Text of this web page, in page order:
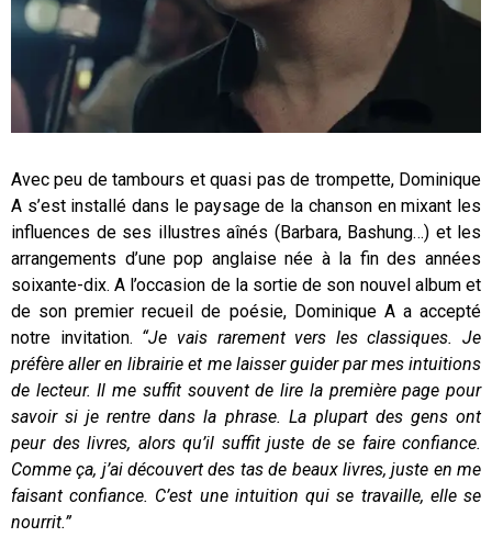
Avec peu de tambours et quasi pas de trompette, Dominique
A s’est installé dans le paysage de la chanson en mixant les
influences de ses illustres aînés (Barbara, Bashung…) et les
arrangements d’une pop anglaise née à la fin des années
soixante-dix. A l’occasion de la sortie de son nouvel album et
de son premier recueil de poésie, Dominique A a accepté
notre invitation. “Je vais rarement vers les classiques. Je
préfère aller en librairie et me laisser guider par mes intuitions
de lecteur. Il me suffit souvent de lire la première page pour
savoir si je rentre dans la phrase. La plupart des gens ont
peur des livres, alors qu’il suffit juste de se faire confiance.
Comme ça, j’ai découvert des tas de beaux livres, juste en me
faisant confiance. C’est une intuition qui se travaille, elle se
nourrit.”